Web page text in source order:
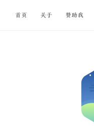
首页 关于 赞助我